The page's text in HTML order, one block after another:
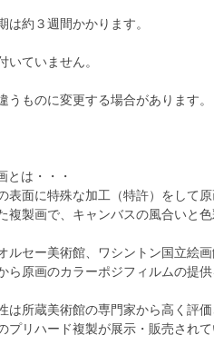
は約３週間かかります。
いていません。
うものに変更する場合があります。
とは・・・
表面に特殊な加工（特許）をして
複製画で、キャンバスの風合いと
ルセー美術館、ワシントン国立絵
ら原画のカラーポジフィルムの提
は所蔵美術館の専門家から高く評
プリハード複製が展示・販売され